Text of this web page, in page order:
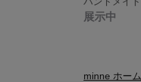
展示中
minne ホーム